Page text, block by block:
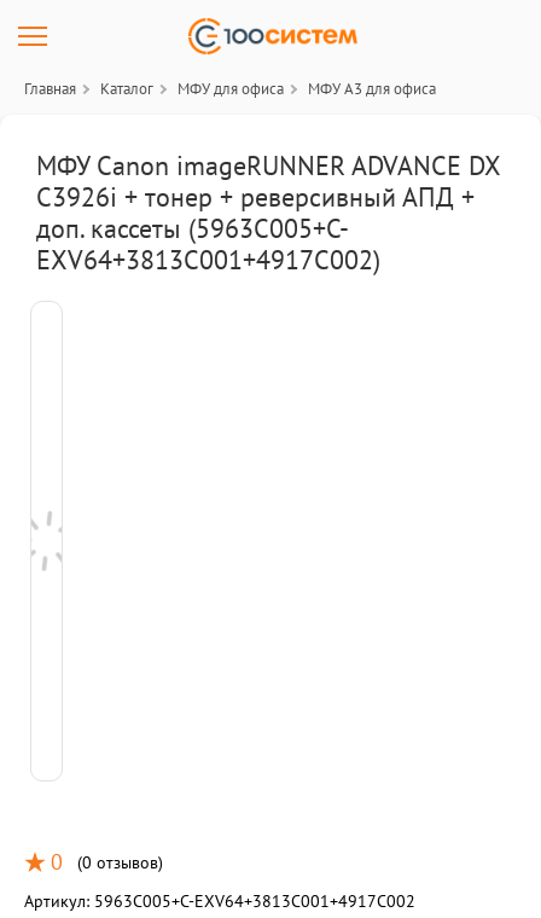
Главная Каталог МФУ для офиса МФУ A3 для офиса
МФУ Canon imageRUNNER ADVANCE DX
C3926i + тонер + реверсивный АПД +
доп. кассеты (5963C005+C-
EXV64+3813C001+4917C002)
0 (0 отзывов)
Артикул: 5963C005+C-EXV64+3813C001+4917C002